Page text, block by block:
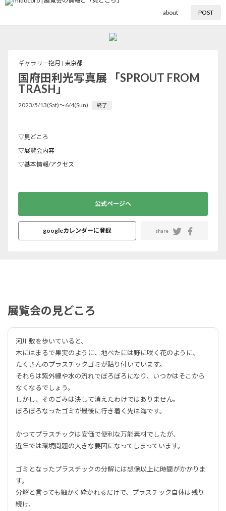
about POST
ギャラリー抱月 | 東京都
国府田利光写真展 「SPROUT FROM
TRASH」
2023/5/13(Sat)〜6/4(Sun) 終了
▽見どころ
▽展覧会内容
▽基本情報/アクセス
公式ページへ
googleカレンダーに登録 share
展覧会の見どころ
河川敷を歩いていると、
木にはまるで果実のように、地べたには野に咲く花のように、
たくさんのプラスチックゴミが貼り付いています。
それらは紫外線や水の流れでぼろぼろになり、いつかはそこから
なくなるでしょう。
しかし、そのごみは決して消えたわけではありません。
ぼろぼろなったゴミが最後に行き着く先は海です。
かつてプラスチックは安価で便利な万能素材でしたが、
近年では環境問題の大きな要因になってしまっています。
ゴミとなったプラスチックの分解には想像以上に時間がかかりま
す。
分解と言っても細かく砕かれるだけで、プラスチック自体は残り
続け、